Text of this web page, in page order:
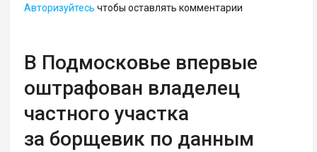
Авторизуйтесь чтобы оставлять комментарии
В Подмосковье впервые
оштрафован владелец
частного участка
за борщевик по данным